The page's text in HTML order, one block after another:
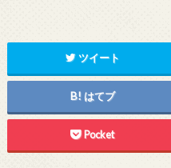
ツイート
はてブ
Pocket